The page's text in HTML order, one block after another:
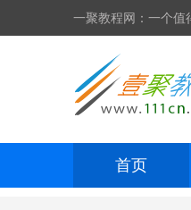
一聚教程网：一个值
首页